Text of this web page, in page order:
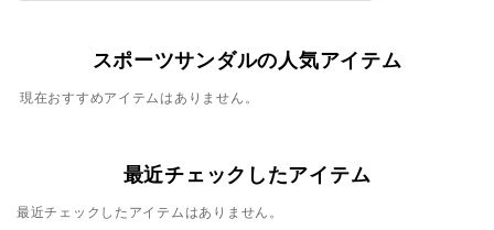
スポーツサンダルの人気アイテム
現在おすすめアイテムはありません。
最近チェックしたアイテム
最近チェックしたアイテムはありません。